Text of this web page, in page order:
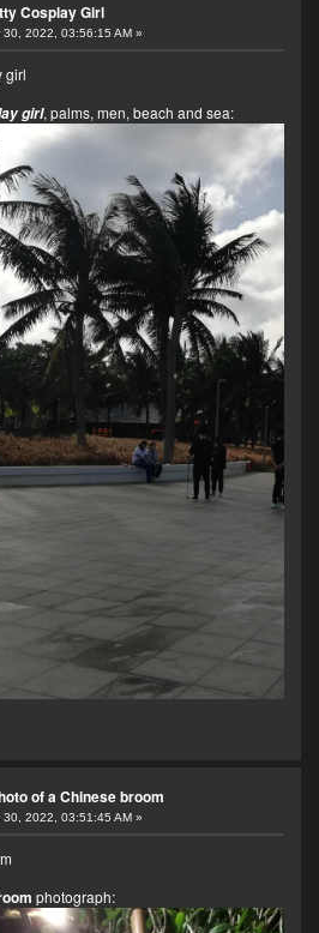
Cosplay Girl
2022, 03:56:15 AM »
girl
girl, palms, men, beach and sea:
of a Chinese broom
2022, 03:51:45 AM »
photograph: